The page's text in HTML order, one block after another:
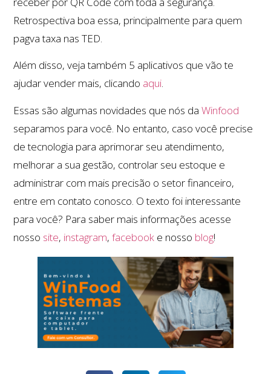
Retrospectiva boa essa, principalmente para quem
pagva taxa nas TED.
Além disso, veja também 5 aplicativos que vão te
ajudar vender mais, clicando aqui.
Essas são algumas novidades que nós daWinfood
separamos para você. No entanto, caso você precise
de tecnologia para aprimorar seu atendimento,
melhorar a sua gestão, controlar seu estoque e
administrar com mais precisão o setor financeiro,
entre em contato conosco. O texto foi interessante
para você? Para saber mais informações acesse
nosso site, instagram,facebook e nosso blog!